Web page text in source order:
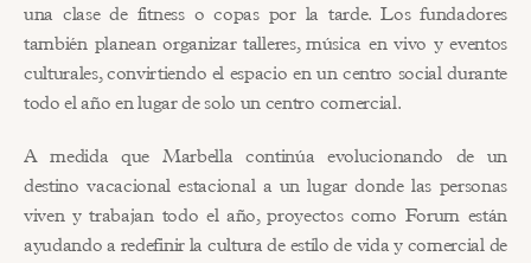
una clase de fitness o copas por la tarde. Los fundadores
también planean organizar talleres, música en vivo y eventos
culturales, convirtiendo el espacio en un centro social durante
todo el año en lugar de solo un centro comercial.
A medida que Marbella continúa evolucionando de un
destino vacacional estacional a un lugar donde las personas
viven y trabajan todo el año, proyectos como Forum están
ayudando a redefinir la cultura de estilo de vida y comercial de